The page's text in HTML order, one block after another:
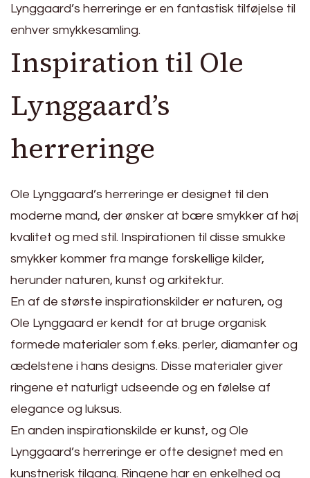
Lynggaard’s herreringe er en fantastisk tilføjelse til
enhver smykkesamling.
Inspiration til Ole
Lynggaard’s
herreringe
Ole Lynggaard’s herreringe er designet til den
moderne mand, der ønsker at bære smykker af høj
kvalitet og med stil. Inspirationen til disse smukke
smykker kommer fra mange forskellige kilder,
herunder naturen, kunst og arkitektur.
En af de største inspirationskilder er naturen, og
Ole Lynggaard er kendt for at bruge organisk
formede materialer som f.eks. perler, diamanter og
ædelstene i hans designs. Disse materialer giver
ringene et naturligt udseende og en følelse af
elegance og luksus.
En anden inspirationskilde er kunst, og Ole
Lynggaard’s herreringe er ofte designet med en
kunstnerisk tilgang. Ringene har en enkelhed og